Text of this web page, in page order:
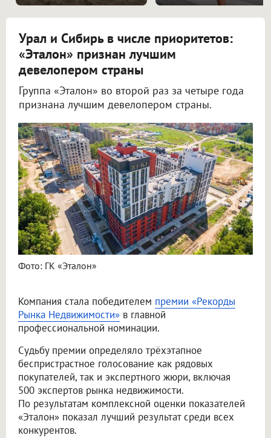
Урал и Сибирь в числе приоритетов:
«Эталон» признан лучшим
девелопером страны
Группа «Эталон» во второй раз за четыре года
признана лучшим девелопером страны.
Фото: ГК «Эталон»
Компания стала победителем премии «Рекорды
Рынка Недвижимости» в главной
профессиональной номинации.
Судьбу премии определяло трёхэтапное
беспристрастное голосование как рядовых
покупателей, так и экспертного жюри, включая
500 экспертов рынка недвижимости.
По результатам комплексной оценки показателей
«Эталон» показал лучший результат среди всех
конкурентов.